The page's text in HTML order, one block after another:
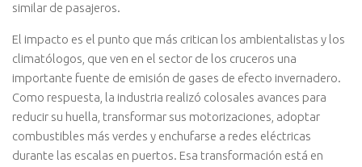
similar de pasajeros.
El impacto es el punto que más critican los ambientalistas y los
climatólogos, que ven en el sector de los cruceros una
importante fuente de emisión de gases de efecto invernadero.
Como respuesta, la industria realizó colosales avances para
reducir su huella, transformar sus motorizaciones, adoptar
combustibles más verdes y enchufarse a redes eléctricas
durante las escalas en puertos. Esa transformación está en